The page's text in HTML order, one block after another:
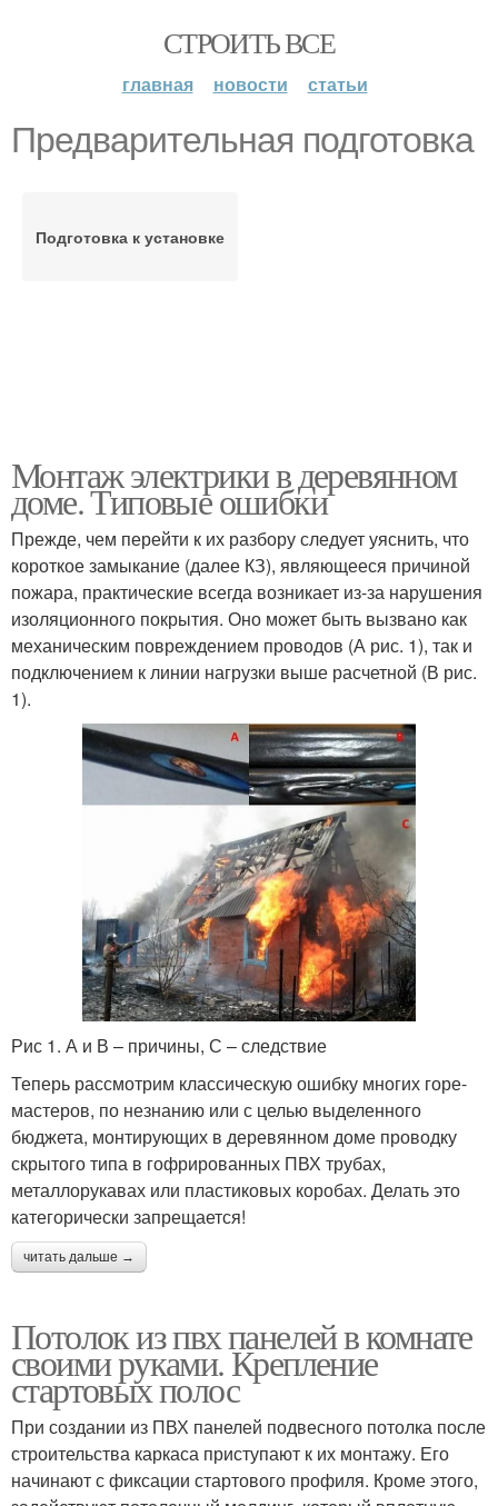
СТРОИТЬ ВСЕ
главная новости статьи
Предварительная подготовка
Подготовка к установке
Монтаж электрики в деревянном
доме. Типовые ошибки
Прежде, чем перейти к их разбору следует уяснить, что
короткое замыкание (далее КЗ), являющееся причиной
пожара, практические всегда возникает из-за нарушения
изоляционного покрытия. Оно может быть вызвано как
механическим повреждением проводов (А рис. 1), так и
подключением к линии нагрузки выше расчетной (В рис.
1).
Рис 1. А и В – причины, С – следствие
Теперь рассмотрим классическую ошибку многих горе-
мастеров, по незнанию или с целью выделенного
бюджета, монтирующих в деревянном доме проводку
скрытого типа в гофрированных ПВХ трубах,
металлорукавах или пластиковых коробах. Делать это
категорически запрещается!
читать дальше →
Потолок из пвх панелей в комнате
своими руками. Крепление
стартовых полос
При создании из ПВХ панелей подвесного потолка после
строительства каркаса приступают к их монтажу. Его
начинают с фиксации стартового профиля. Кроме этого,